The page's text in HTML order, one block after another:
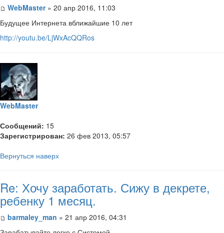
WebMaster» 20 апр 2016, 11:03
Будущее Интернета вближайшие 10 лет
http://youtu.be/LjWxAcQQRos
WebMaster
Сообщений: 15
Зарегистрирован: 26 фев 2013, 05:57
Вернуться наверх
Re: Хочу заработать. Сижу в декрете,
ребенку 1 месяц.
barmaley_man » 21 апр 2016, 04:31